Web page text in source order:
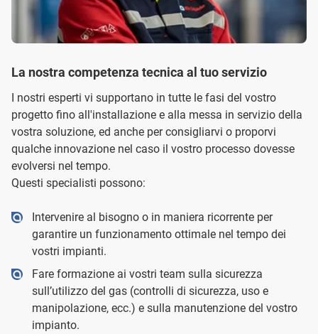
La nostra competenza tecnica al tuo servizio
I nostri esperti vi supportano in tutte le fasi del vostro
progetto fino all'installazione e alla messa in servizio della
vostra soluzione, ed anche per consigliarvi o proporvi
qualche innovazione nel caso il vostro processo dovesse
evolversi nel tempo.
Questi specialisti possono:
Intervenire al bisogno o in maniera ricorrente per
garantire un funzionamento ottimale nel tempo dei
vostri impianti.
Fare formazione ai vostri team sulla sicurezza
sull’utilizzo del gas (controlli di sicurezza, uso e
manipolazione, ecc.) e sulla manutenzione del vostro
impianto.